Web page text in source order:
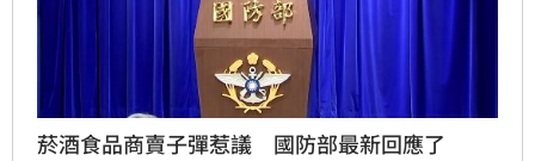
菸酒食品商賣子彈惹議 國防部最新回應了